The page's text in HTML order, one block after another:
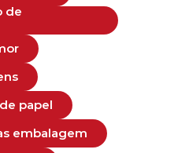
de
papel
embalagem